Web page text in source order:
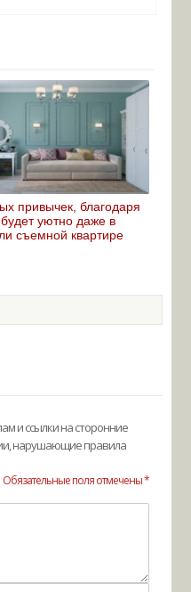
привычек, благодаря
уютно даже в
съемной квартире
и ссылки на сторонние
нарушающие правила
Обязательные поля отмечены *